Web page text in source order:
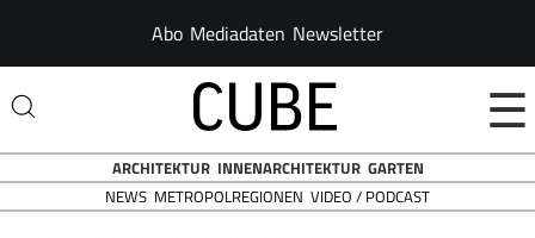
Abo Mediadaten Newsletter
☰
ARCHITEKTUR INNENARCHITEKTUR GARTEN
NEWS METROPOLREGIONEN VIDEO / PODCAST